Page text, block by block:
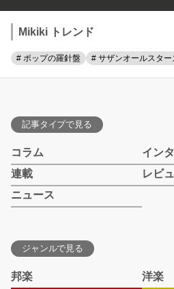
Mikiki トレンド
# ポップの羅針盤 # サザンオールスター
記事タイプで見る
コラム
イン
連載
レビ
ニュース
ジャンルで見る
邦楽
洋楽